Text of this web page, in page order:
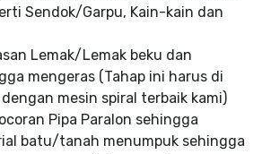
Sendok/Garpu, Kain-kain dan
Lemak/Lemak beku dan
mengeras (Tahap ini harus di
mesin spiral terbaik kami)
Pipa Paralon sehingga
batu/tanah menumpuk sehingga